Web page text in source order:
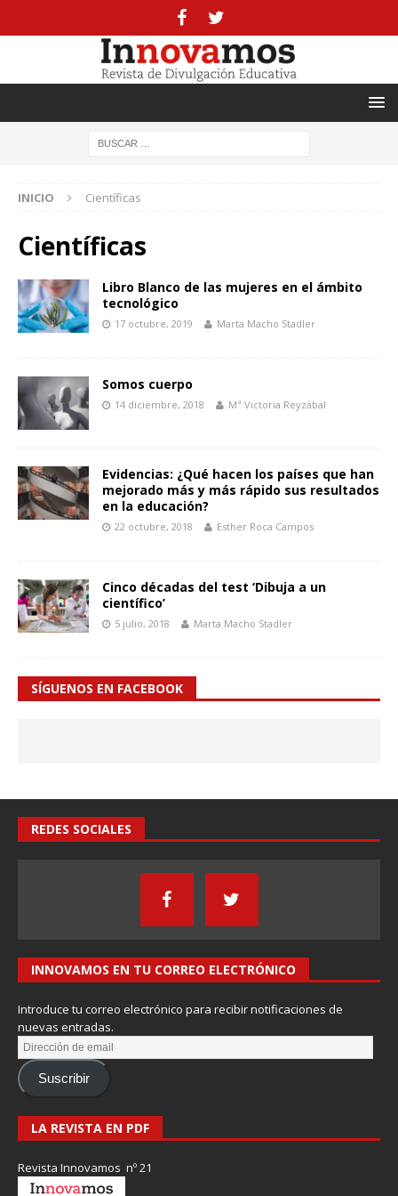
INICIO Científicas
Científicas
Libro Blanco de las mujeres en el ámbito
tecnológico
17 octubre, 2019 Marta Macho Stadler
Somos cuerpo
14 diciembre, 2018 Mª Victoria Reyzábal
Evidencias: ¿Qué hacen los países que han
mejorado más y más rápido sus resultados
en la educación?
22 octubre, 2018 Esther Roca Campos
Cinco décadas del test ‘Dibuja a un
científico’
5 julio, 2018 Marta Macho Stadler
SÍGUENOS EN FACEBOOK
REDES SOCIALES
INNOVAMOS EN TU CORREO ELECTRÓNICO
Introduce tu correo electrónico para recibir notificaciones de
nuevas entradas.
Suscribir
LA REVISTA EN PDF
Revista Innovamos nº 21